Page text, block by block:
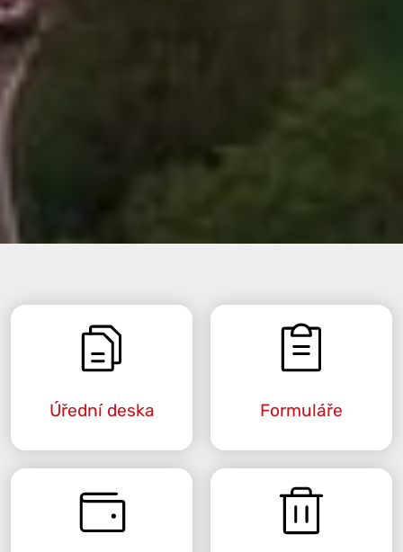
Úřední deska Formuláře